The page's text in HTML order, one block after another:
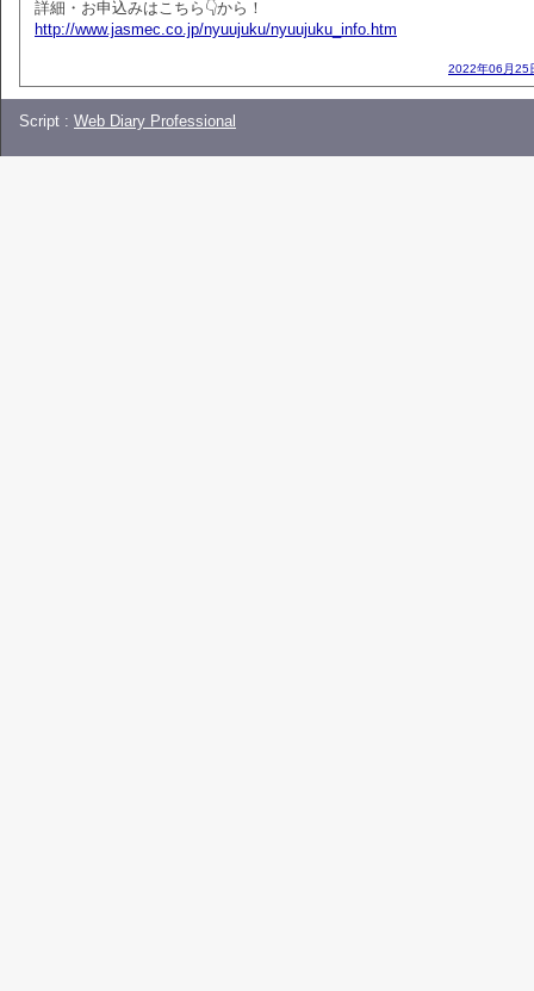
詳細・お申込みはこちら👇から！
http://www.jasmec.co.jp/nyuujuku/nyuujuku_info.htm
2022年06月25
Script : Web Diary Professional